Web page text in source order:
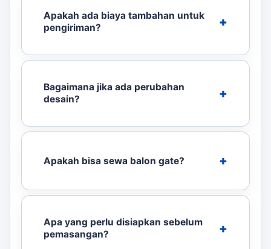
Apakah ada biaya tambahan untuk
pengiriman?
Bagaimana jika ada perubahan
desain?
Apakah bisa sewa balon gate?
Apa yang perlu disiapkan sebelum
pemasangan?